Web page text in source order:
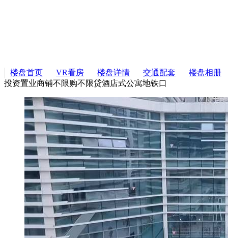
楼盘首页 VR看房 楼盘详情 交通配套
楼盘相册
投资置业商铺不限购不限贷酒店式公寓地铁口